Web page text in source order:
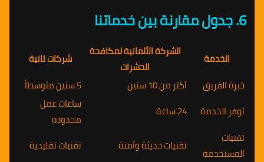
6. جدول مقارنة بين خدماتنا
الخدمة
الشركة الألمانية لمكافحة
الحشرات
شركات تانية
خبرة الفريق
أكتر من 10 سنين
5 سنين متوسطاً
توفر الخدمة
24 ساعة
ساعات عمل
محدودة
تقنيات
المستخدمة
تقنيات حديثة وآمنة
تقنيات تقليدية